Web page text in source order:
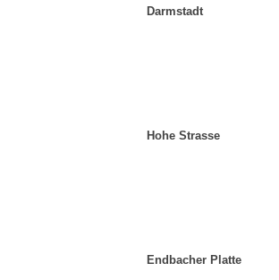
Darmstadt
Hohe Strasse
Endbacher Platte